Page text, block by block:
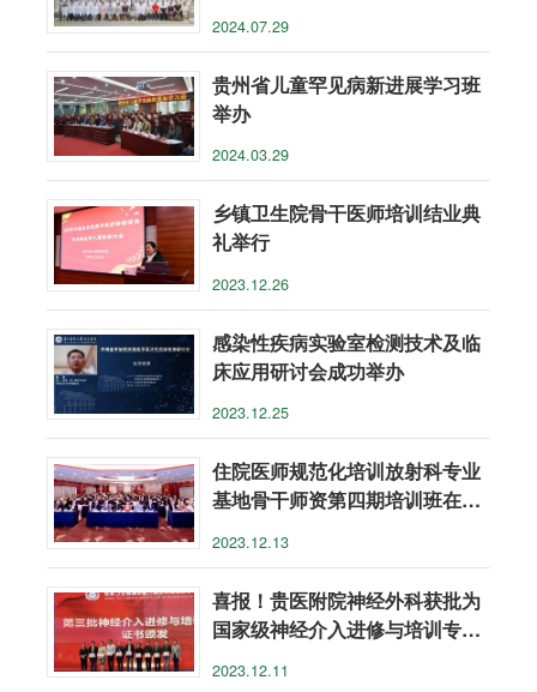
2024.07.29
贵州省儿童罕见病新进展学习班
举办
2024.03.29
乡镇卫生院骨干医师培训结业典
礼举行
2023.12.26
感染性疾病实验室检测技术及临
床应用研讨会成功举办
2023.12.25
住院医师规范化培训放射科专业
基地骨干师资第四期培训班在筑
2023.12.13
喜报！贵医附院神经外科获批为
国家级神经介入进修与培训专业
2023.12.11